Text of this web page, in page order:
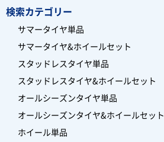
検索カテゴリー
サマータイヤ単品
サマータイヤ&ホイールセット
スタッドレスタイヤ単品
スタッドレスタイヤ&ホイールセット
オールシーズンタイヤ単品
オールシーズンタイヤ&ホイールセット
ホイール単品